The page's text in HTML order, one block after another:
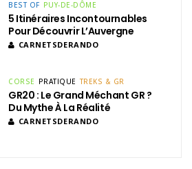
BEST OF PUY-DE-DÔME
5 Itinéraires Incontournables
Pour Découvrir L’Auvergne
CARNETSDERANDO
CORSE PRATIQUE TREKS & GR
GR20 : Le Grand Méchant GR ?
Du Mythe À La Réalité
CARNETSDERANDO